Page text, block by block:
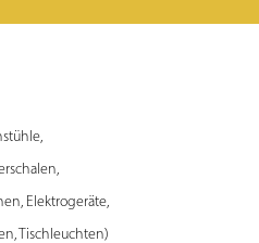
Elektrogeräte,
Tischleuchten)